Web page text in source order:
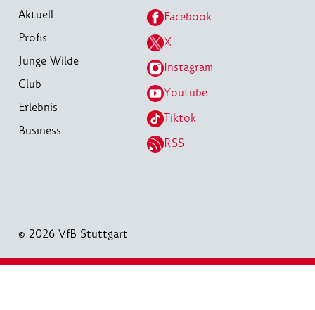
Aktuell
Profis
Junge Wilde
Club
Erlebnis
Business
Facebook
X
Instagram
Youtube
Tiktok
RSS
© 2026 VfB Stuttgart